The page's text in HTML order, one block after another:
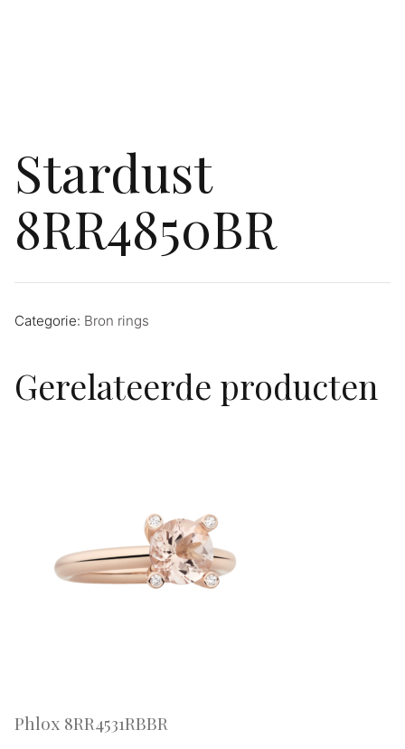
Stardust
8RR4850BR
Categorie: Bron rings
Gerelateerde producten
Phlox 8RR4531RBBR